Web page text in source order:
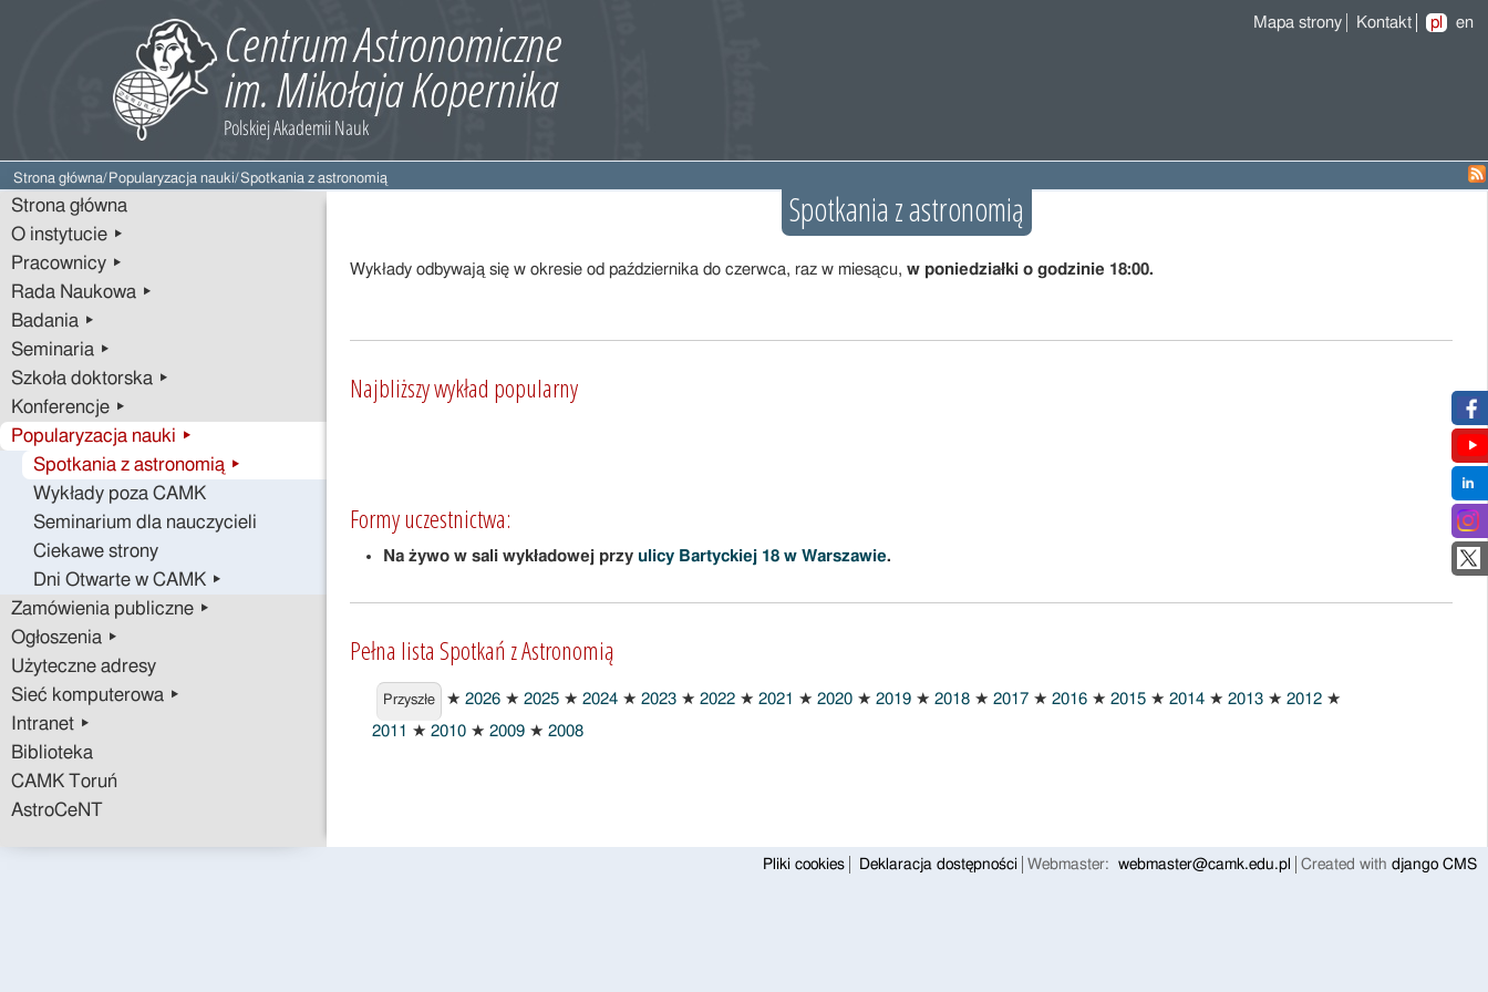
Mapa strony Kontakt pl en
Strona główna/ Popularyzacja nauki/Spotkania z astronomią
Strona główna
O instytucie ▸
Pracownicy ▸
Rada Naukowa ▸
Badania ▸
Seminaria ▸
Szkoła doktorska ▸
Konferencje ▸
Popularyzacja nauki ▸
Spotkania z astronomią ▸
Wykłady poza CAMK
Seminarium dla nauczycieli
Ciekawe strony
Dni Otwarte w CAMK ▸
Zamówienia publiczne ▸
Ogłoszenia ▸
Użyteczne adresy
Sieć komputerowa ▸
Intranet ▸
Biblioteka
CAMK Toruń
AstroCeNT
Spotkania z astronomią
Wykłady odbywają się w okresie od października do czerwca, raz w miesącu, w poniedziałki o godzinie 18:00.
Najbliższy wykład popularny
Formy uczestnictwa:
Na żywo w sali wykładowej przy ulicy Bartyckiej 18 w Warszawie.
Pełna lista Spotkań z Astronomią
Przyszłe
Przyszłe ★ 2026 ★ 2025 ★ 2024 ★ 2023 ★ 2022 ★ 2021 ★ 2020 ★ 2019 ★ 2018 ★ 2017 ★ 2016 ★ 2015 ★ 2014 ★ 2013 ★ 2012 ★
2011 ★ 2010 ★ 2009 ★ 2008
Pliki cookies Deklaracja dostępności Webmaster: webmaster@camk.edu.pl Created with django CMS